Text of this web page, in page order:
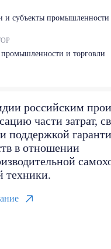
и субъекты промышленности
и торговли
российским
части затрат,
поддержкой
в отношении
техники.